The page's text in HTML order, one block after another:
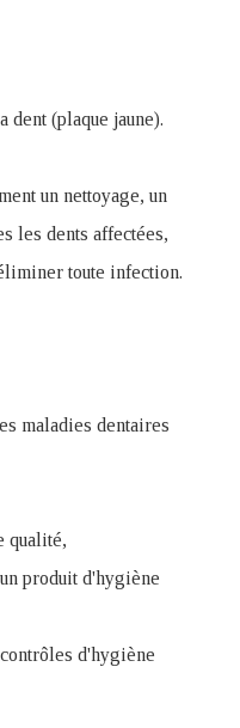
dent (plaque jaune).
un nettoyage, un
les dents affectées,
toute infection.
maladies dentaires
qualité,
produit d'hygiène
d'hygiène